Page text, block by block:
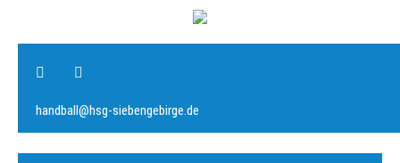
handball@hsg-siebengebirge.de